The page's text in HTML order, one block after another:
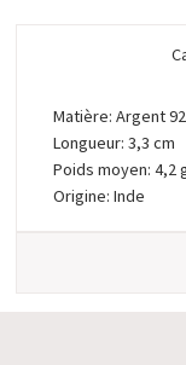
Matière: Argent
Longueur: 3,3 cm
Poids moyen: 4,2
Origine: Inde